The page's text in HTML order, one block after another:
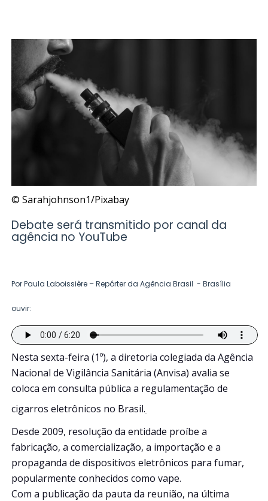
© Sarahjohnson1/Pixabay
Debate será transmitido por canal da
agência no YouTube
Por Paula Laboissière – Repórter da Agência Brasil - Brasília
ouvir:
Nesta sexta-feira (1º), a diretoria colegiada da Agência
Nacional de Vigilância Sanitária (Anvisa) avalia se
coloca em consulta pública a regulamentação de
cigarros eletrônicos no Brasil.
Desde 2009, resolução da entidade proíbe a
fabricação, a comercialização, a importação e a
propaganda de dispositivos eletrônicos para fumar,
popularmente conhecidos como vape.
Com a publicação da pauta da reunião, na última